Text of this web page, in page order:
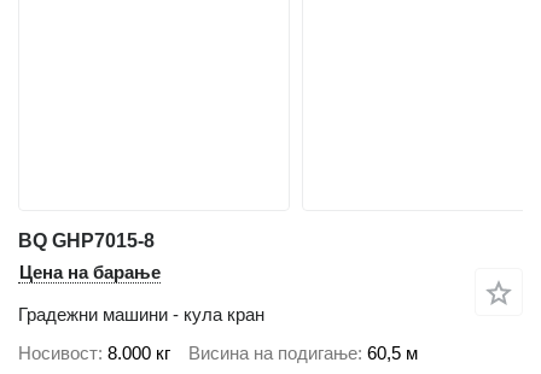
BQ GHP7015-8
Цена на барање
Градежни машини - кула кран
Носивост 8.000 кг Висина на подигање 60,5 м